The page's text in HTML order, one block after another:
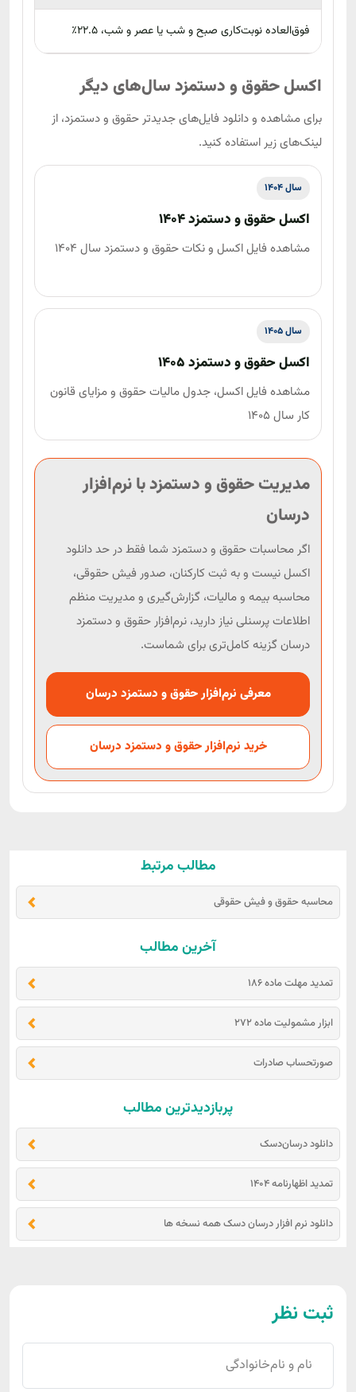
فوق‌العاده نوبت‌کاری صبح و شب یا عصر و شب، 22.5٪
اکسل حقوق و دستمزد سال‌های دیگر
برای مشاهده و دانلود فایل‌های جدیدتر حقوق و دستمزد، از
لینک‌های زیر استفاده کنید.
سال 1404
اکسل حقوق و دستمزد 1404
مشاهده فایل اکسل و نکات حقوق و دستمزد سال 1404
سال 1405
اکسل حقوق و دستمزد 1405
مشاهده فایل اکسل، جدول مالیات حقوق و مزایای قانون
کار سال 1405
مدیریت حقوق و دستمزد با نرم‌افزار
درسان
اگر محاسبات حقوق و دستمزد شما فقط در حد دانلود
اکسل نیست و به ثبت کارکنان، صدور فیش حقوقی،
محاسبه بیمه و مالیات، گزارش‌گیری و مدیریت منظم
اطلاعات پرسنلی نیاز دارید، نرم‌افزار حقوق و دستمزد
درسان گزینه کامل‌تری برای شماست.
معرفی نرم‌افزار حقوق و دستمزد درسان
خرید نرم‌افزار حقوق و دستمزد درسان
مطالب مرتبط
محاسبه حقوق و فیش حقوقی
آخرین مطالب
تمدید مهلت ماده 186
ابزار مشمولیت ماده 272
صورتحساب صادرات
پربازدیدترین مطالب
دانلود درسان‌دسک
تمدید اظهارنامه 1404
دانلود نرم افزار درسان دسک همه نسخه ها
ثبت نظر